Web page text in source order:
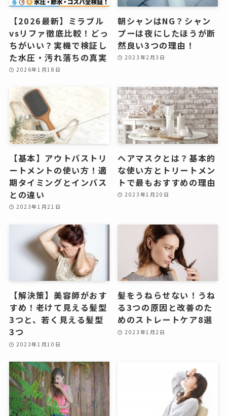
【2026最新】ミラブル
vsリファ徹底比較！どっ
ちがいい？実機で検証し
た水圧・汚れ落ちの真実
2026年1月18日
朝シャンはNG？シャン
プーは夜にしたほうが断
然良い3つの理由！
2023年2月3日
【基本】アウトバストリ
ートメントの使い方！適
期タイミングとインバス
との違い
2023年1月21日
ヘアマスクとは？基本的
な使い方とトリートメン
トで最もおすすめの理由
2023年1月20日
【解決策】美容師がおす
すめ！老けて見える髪型
3つと、若く見える髪型
3つ
2023年1月10日
髪をうねらせない！うね
る3つの原因と改善のた
めのストレートケア8選
2023年1月2日